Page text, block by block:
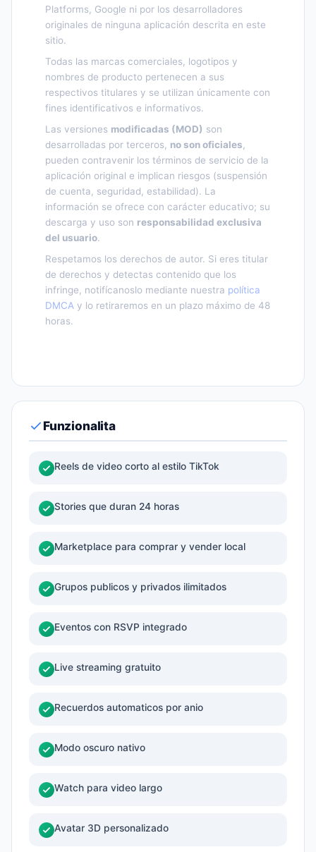
Platforms, Google ni por los desarrolladores
originales de ninguna aplicación descrita en este
sitio.
Todas las marcas comerciales, logotipos y
nombres de producto pertenecen a sus
respectivos titulares y se utilizan únicamente con
fines identificativos e informativos.
Las versiones modificadas (MOD) son
desarrolladas por terceros, no son oficiales
pueden contravenir los términos de servicio de la
aplicación original e implican riesgos (suspensión
de cuenta, seguridad, estabilidad). La
información se ofrece con carácter educativo; su
descarga y uso son responsabilidad exclusiva
del usuario.
Respetamos los derechos de autor. Si eres titular
de derechos y detectas contenido que los
infringe, notifícanoslo mediante nuestra política
DMCA y lo retiraremos en un plazo máximo de 48
horas.
Funzionalita
Reels de video corto al estilo TikTok
Stories que duran 24 horas
Marketplace para comprar y vender local
Grupos publicos y privados ilimitados
Eventos con RSVP integrado
Live streaming gratuito
Recuerdos automaticos por anio
Modo oscuro nativo
Watch para video largo
Avatar 3D personalizado